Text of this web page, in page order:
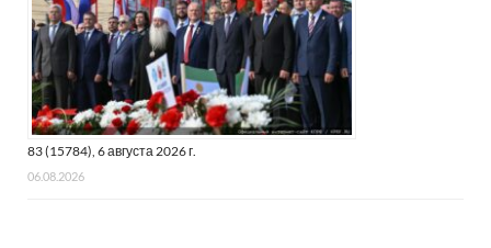
83 (15784), 6 августа 2026 г.
06.08.2026